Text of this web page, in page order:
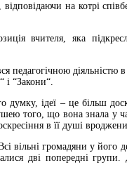
на котрі
вчителя, яка
i “Закони“.
думку, ідеї – це більш
того, що вона знала у
в її душі
вільні громадяни у
дві попередні